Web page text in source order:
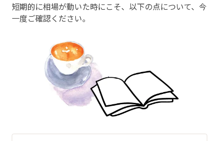
短期的に相場が動いた時にこそ、以下の点について、今
一度ご確認ください。